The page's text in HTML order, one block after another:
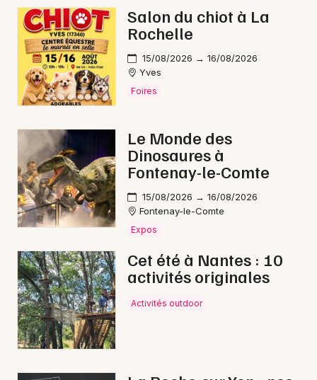
Sports
Soirées
Sorties famille
Sorties & loisirs
Conférences en Vendée
Conférences dans les Pays de la Loire
Newsletter des sorties
Artistes en tournée
Actus à Montaigu-Vendée
Paris
Strasbourg
Toulouse
Toutes les villes
Salon du chiot à La
Rochelle
15/08/2026 → 16/08/2026
Yves
Foires
Le Monde des
Dinosaures à
Fontenay-le-Comte
15/08/2026 → 16/08/2026
Fontenay-le-Comte
Expos
Cet été à Nantes : 10
activités originales
Activités outdoor